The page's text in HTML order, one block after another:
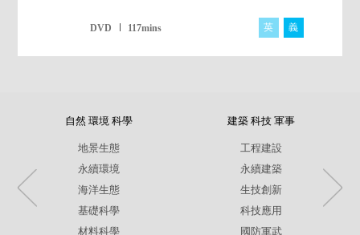
DVD 117mins 英 義
自然 環境 科學
地景生態
永續環境
海洋生態
基礎科學
材料科學
建築 科技 軍事
工程建設
永續建築
生技創新
科技應用
國防軍武